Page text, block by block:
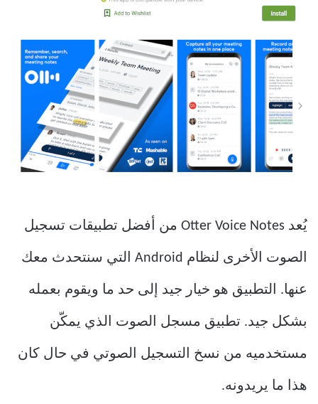
يُعد Otter Voice Notes من أفضل تطبيقات تسجيل
الصوت الأخرى لنظام Android التي سنتحدث معك
عنها. التطبيق هو خيار جيد إلى حد ما ويقوم بعمله
بشكل جيد. تطبيق مسجل الصوت الذي يمكّن
مستخدميه من نسخ التسجيل الصوتي في حال كان
هذا ما يريدونه.